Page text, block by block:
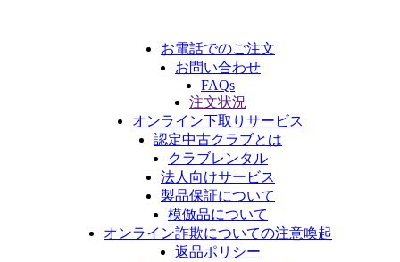
お電話でのご注文
お問い合わせ
FAQs
注文状況
オンライン下取りサービス
認定中古クラブとは
クラブレンタル
法人向けサービス
製品保証について
模倣品について
オンライン詐欺についての注意喚起
返品ポリシー